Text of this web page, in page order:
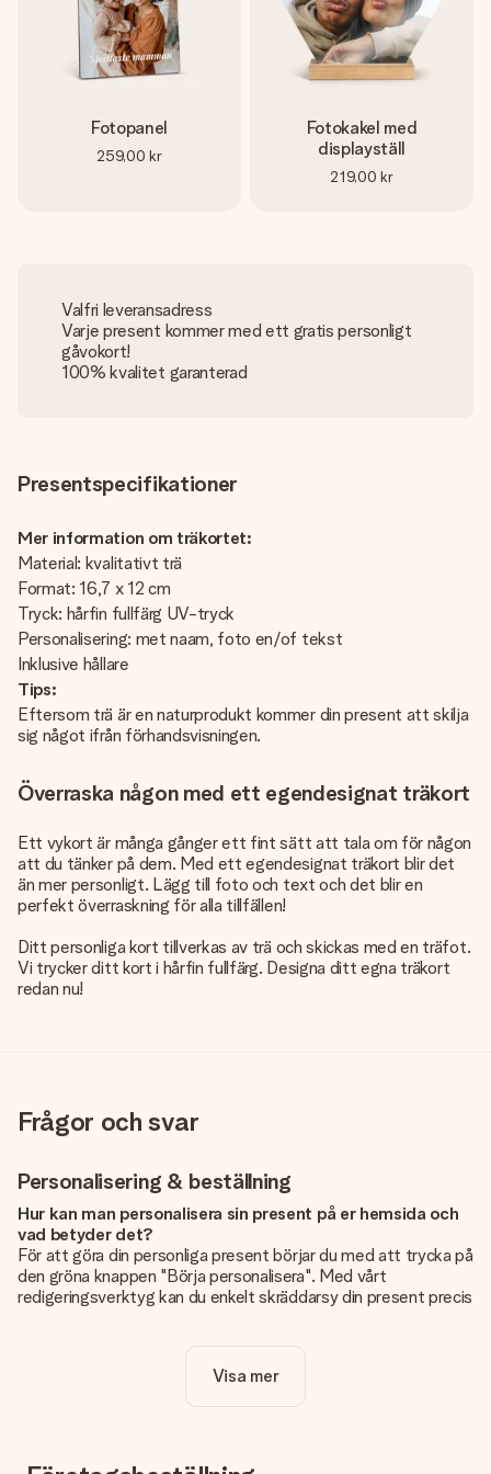
Fotopanel
259,00 kr
Fotokakel med
displayställ
219,00 kr
Valfri leveransadress
Varje present kommer med ett gratis personligt
gåvokort!
100% kvalitet garanterad
Presentspecifikationer
Mer information om träkortet:
Material: kvalitativt trä
Format: 16,7 x 12 cm
Tryck: hårfin fullfärg UV-tryck
Personalisering: met naam, foto en/of tekst
Inklusive hållare
Tips:
Eftersom trä är en naturprodukt kommer din present att skilja
sig något ifrån förhandsvisningen.
Överraska någon med ett egendesignat träkort
Ett vykort är många gånger ett fint sätt att tala om för någon
att du tänker på dem. Med ett egendesignat träkort blir det
än mer personligt. Lägg till foto och text och det blir en
perfekt överraskning för alla tillfällen!
Ditt personliga kort tillverkas av trä och skickas med en träfot.
Vi trycker ditt kort i hårfin fullfärg. Designa ditt egna träkort
redan nu!
Frågor och svar
Personalisering & beställning
Hur kan man personalisera sin present på er hemsida och
vad betyder det?
För att göra din personliga present börjar du med att trycka på
den gröna knappen "Börja personalisera". Med vårt
redigeringsverktyg kan du enkelt skräddarsy din present precis
Kostar det något extra att personalisera sin present?
Visa mer